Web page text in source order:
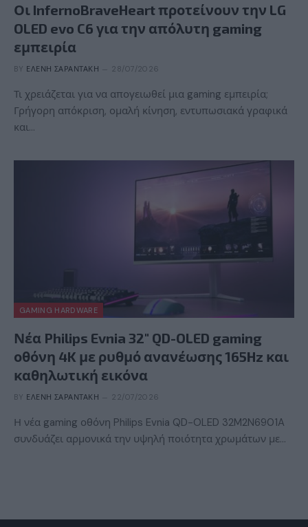
Οι InfernoBraveHeart προτείνουν την LG
OLED evo C6 για την απόλυτη gaming
εμπειρία
BY ΕΛΈΝΗ ΣΑΡΑΝΤΆΚΗ 28/07/2026
Τι χρειάζεται για να απογειωθεί μια gaming εμπειρία;
Γρήγορη απόκριση, ομαλή κίνηση, εντυπωσιακά γραφικά
και…
GAMING HARDWARE
Νέα Philips Evnia 32″ QD-OLED gaming
οθόνη 4K με ρυθμό ανανέωσης 165Hz και
καθηλωτική εικόνα
BY ΕΛΈΝΗ ΣΑΡΑΝΤΆΚΗ 22/07/2026
Η νέα gaming οθόνη Philips Evnia QD-OLED 32M2N6901A
συνδυάζει αρμονικά την υψηλή ποιότητα χρωμάτων με…